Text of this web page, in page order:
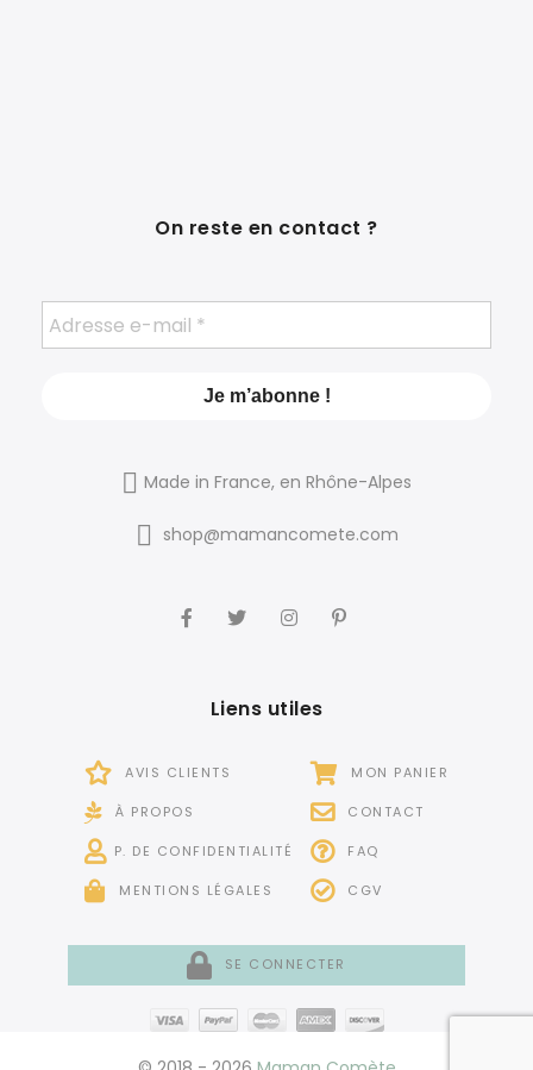
On reste en contact ?
Made in France, en Rhône-Alpes
shop@mamancomete.com
Liens utiles
AVIS CLIENTS
À PROPOS
P. DE CONFIDENTIALITÉ
MENTIONS LÉGALES
MON PANIER
CONTACT
FAQ
CGV
SE CONNECTER